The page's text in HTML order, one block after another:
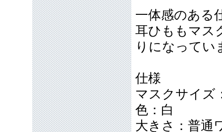
一体感のある
耳ひももマス
りになってい
仕様
マスクサイズ
色：白
大きさ：普通